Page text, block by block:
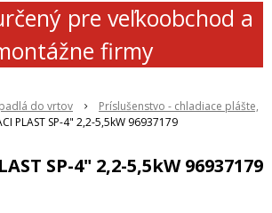
pre veľkoobchod a
firmy
do vrtov
Príslušenstvo - chladiace plášte,
PLAST SP-4" 2,2-5,5kW 96937179
SP-4" 2,2-5,5kW 96937179